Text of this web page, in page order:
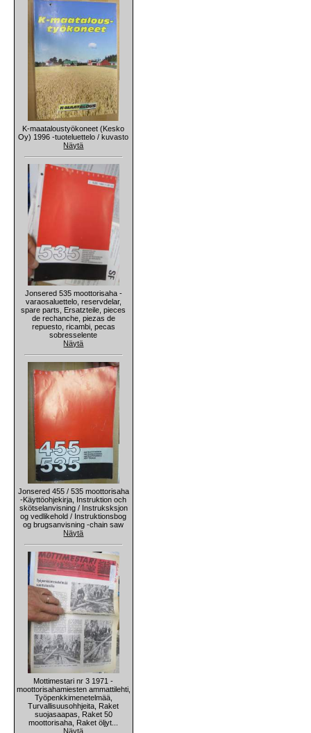
K-maataloustyökoneet (Kesko
Oy) 1996 -tuoteluettelo / kuvasto
Näytä
Jonsered 535 moottorisaha -
varaosaluettelo, reservdelar,
spare parts, Ersatzteile, pieces
de rechanche, piezas de
repuesto, ricambi, pecas
sobresselente
Näytä
Jonsered 455 / 535 moottorisaha
-Käyttöohjekirja, Instruktion och
skötselanvisning / Instruksksjon
og vedlikehold / Instruktionsbog
og brugsanvisning -chain saw
Näytä
Mottimestari nr 3 1971 -
moottorisahamiesten ammattilehti,
Työpenkkimenetelmää,
Turvallisuusohhjeita, Raket
suojasaapas, Raket 50
moottorisaha, Raket öljyt...
Näytä